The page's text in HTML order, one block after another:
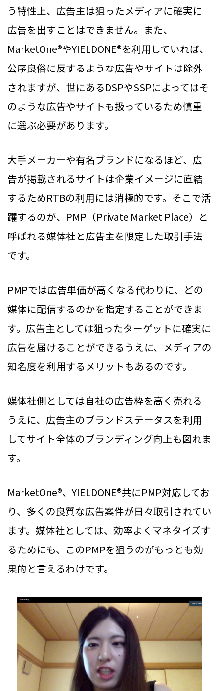
う特性上、広告主は狙ったメディアに確実に
広告を出すことはできません。また、
MarketOne®やYIELDONE®を利用していれば、
公序良俗に反するような広告やサイトは除外
されますが、世にあるDSPやSSPによってはそ
のような広告やサイトも扱っているため慎重
に選ぶ必要があります。
大手メーカーや有名ブランドになるほど、広
告が掲載されるサイトは企業イメージに直結
するためRTBの利用には消極的です。そこで活
躍するのが、PMP（Private Market Place）と
呼ばれる媒体社と広告主を限定した取引手法
です。
PMPでは広告単価が高くなる代わりに、どの
媒体に配信するのかを指定することができま
す。広告主としては狙ったターゲットに確実に
広告を届けることができるうえに、メディアの
知名度を利用するメリットもあるのです。
媒体社側としては自社の広告枠を高く売れる
うえに、広告主のブランドステータスを利用
してサイト全体のブランディング向上も図れま
す。
MarketOne®、YIELDONE®共にPMP対応してお
り、多くの良質な広告案件が日々取引されてい
ます。媒体社としては、効率よくマネタイズす
るためにも、このPMPを狙うのがもっとも効
果的と言えるわけです。